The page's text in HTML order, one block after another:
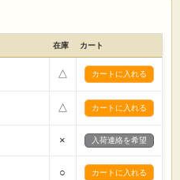
写真撮影時の光源 またはお客様がお使
風合いが違う場合がありますので縫製
の場合は卸価格販売させていただきま
わせください。
在庫 カート
△
△
× 入荷連絡を希望
○